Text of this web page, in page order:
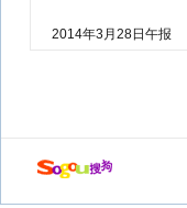
2014年3月28日午报